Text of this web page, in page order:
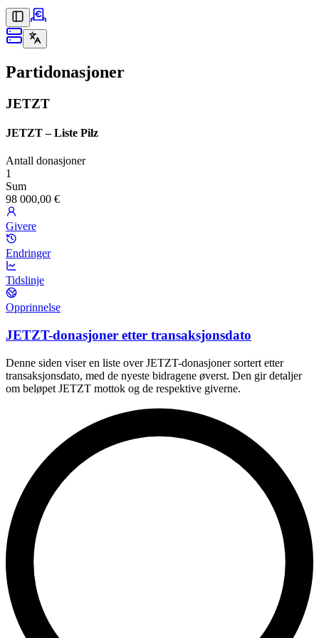
Partidonasjoner
JETZT
JETZT – Liste Pilz
Antall donasjoner
1
Sum
98 000,00 €
Givere
Endringer
Tidslinje
Opprinnelse
JETZT-donasjoner etter transaksjonsdato
Denne siden viser en liste over JETZT-donasjoner sortert etter
transaksjonsdato, med de nyeste bidragene øverst. Den gir detaljer
om beløpet JETZT mottok og de respektive giverne.